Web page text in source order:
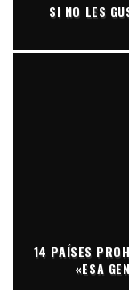
SI NO LES
14 PAÍSES
«ESA